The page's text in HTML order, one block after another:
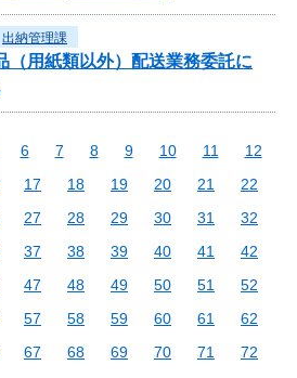
出納管理課
用紙類以外）配送業務委託に
6 7 8 9 10 11
12
17 18 19 20 21
22
27 28 29 30 31
32
37 38 39 40 41
42
47 48 49 50 51
52
57 58 59 60 61
62
67 68 69 70 71
72